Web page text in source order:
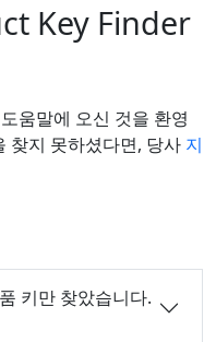
Key Finder
움말에 오신 것을 환영
찾지 못하셨다면, 당사 지
키만 찾았습니다.